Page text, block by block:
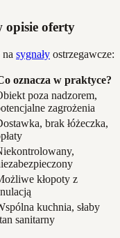
opisie oferty
sygnały ostrzegawcze:
oznacza w praktyce?
poza nadzorem,
zagrożenia
brak łóżeczka,
kłopoty z
kuchnia, słaby
sanitarny